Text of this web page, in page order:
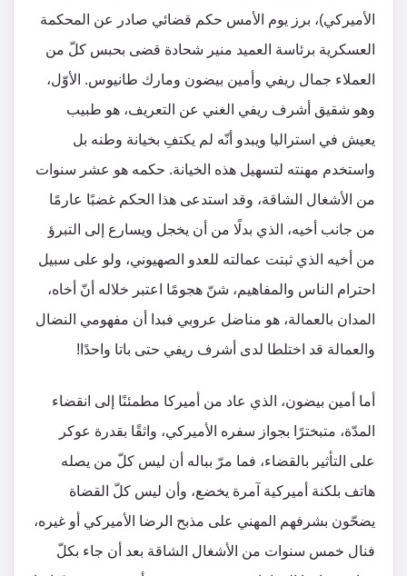
الأميركي)، برز يوم الأمس حكم قضائي صادر عن المحكمة
العسكرية برئاسة العميد منير شحادة قضى بحبس كلّ من
العملاء جمال ريفي وأمين بيضون ومارك طانيوس. الأوّل،
وهو شقيق أشرف ريفي الغني عن التعريف، هو طبيب
يعيش في استراليا ويبدو أنّه لم يكتفِ بخيانة وطنه بل
واستخدم مهنته لتسهيل هذه الخيانة. حكمه هو عشر سنوات
من الأشغال الشاقة، وقد استدعى هذا الحكم غضبًا عارمًا
من جانب أخيه، الذي بدلًا من أن يخجل ويسارع إلى التبرؤ
من أخيه الذي ثبتت عمالته للعدو الصهيوني، ولو على سبيل
احترام الناس والمفاهيم، شنّ هجومًا اعتبر خلاله أنّ أخاه،
المدان بالعمالة، هو مناضل عروبي فبدا أن مفهومي النضال
والعمالة قد اختلطا لدى أشرف ريفي حتى باتا واحدًا!
أما أمين بيضون، الذي عاد من أميركا مطمئنًا إلى انقضاء
المدّة، متبخترًا بجواز سفره الأميركي، واثقًا بقدرة عوكر
على التأثير بالقضاء، فما مرّ بباله أن ليس كلّ من يصله
هاتف بلكنة أميركية آمرة يخضع، وأن ليس كلّ القضاة
يضحّون بشرفهم المهني على مذبح الرضا الأميركي أو غيره،
فنال خمس سنوات من الأشغال الشاقة بعد أن جاء بكلّ